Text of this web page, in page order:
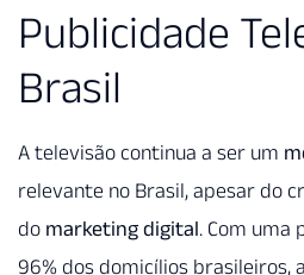
Publicidade
Brasil
A televisão continua a ser um
relevante no Brasil, apesar do
do marketing digital. Com uma
96% dos domicílios brasileiros,